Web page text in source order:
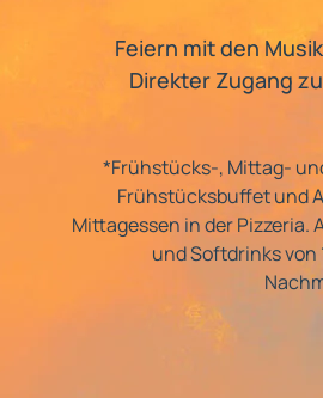
Feiern mit den
Direkter Zugang
*Frühstücks-, Mittag-
Frühstücksbuffet und
Mittagessen in der Pizzeria.
und Softdrinks von